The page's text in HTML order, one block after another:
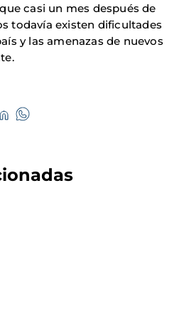
casi un mes después de
todavía existen dificultades
y las amenazas de nuevos